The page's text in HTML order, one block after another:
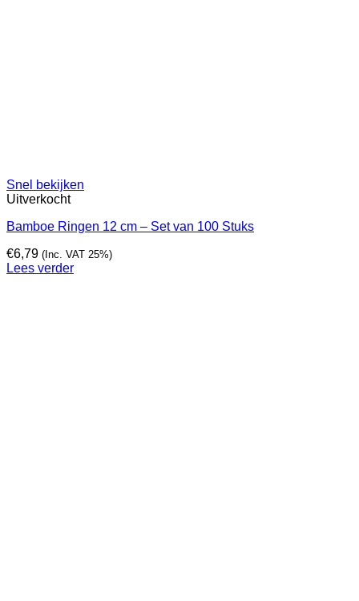
Snel bekijken
Uitverkocht
Bamboe Ringen 12 cm – Set van 100 Stuks
€6,79 (Inc. VAT 25%)
Lees verder